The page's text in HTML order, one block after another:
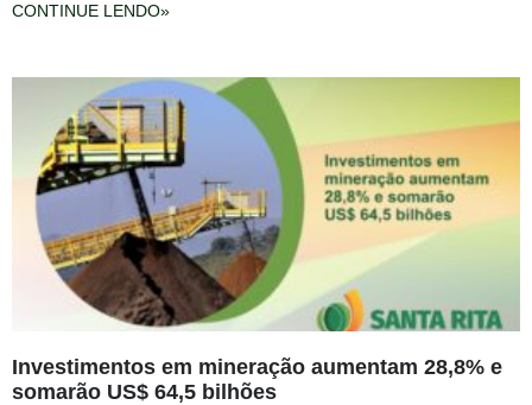
CONTINUE LENDO»
Investimentos em mineração aumentam 28,8% e
somarão US$ 64,5 bilhões